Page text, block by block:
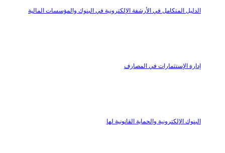
الدليل المتكامل في الأرشفة الإلكترونية في البنوك والمؤسسات المالية
إدارة الإستثمارات في المصارف
البنوك الإلكترونية والحماية القانونية لها